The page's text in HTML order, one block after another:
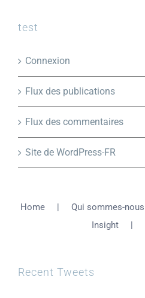
test
Connexion
Flux des publications
Flux des commentaires
Site de WordPress-FR
Home Qui sommes-nous
Insight
Recent Tweets